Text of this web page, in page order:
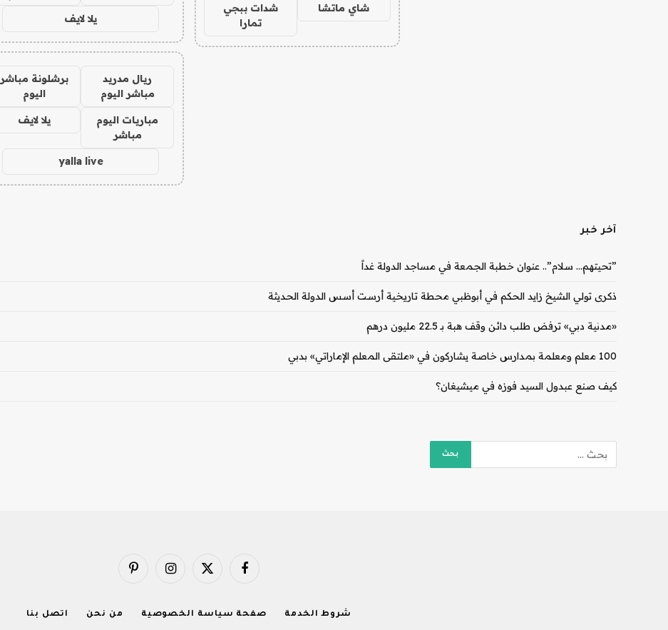
شاي ماتشا
شدات ببجي
تمارا
يلا لايف
ريال مدريد
مباشر اليوم
برشلونة مباشر
اليوم
مباريات اليوم
مباشر
يلا لايف
yalla live
آخر خبر
‏”تحيتهم… سلام”.. عنوان خطبة الجمعة في مساجد الدولة غداً
ذكرى تولي الشيخ زايد الحكم في أبوظبي محطة تاريخية أرست أسس الدولة الحديثة
«مدنية دبي» ترفض طلب دائن وقف هبة بـ 22.5 مليون درهم
100 معلم ومعلمة بمدارس خاصة يشاركون في «ملتقى المعلم الإماراتي» بدبي
كيف صنع عبدول السيد فوزه في ميشيغان؟
فيسبوك X
الانستغرامبينتيريست
شروط الخدمة صفحة سياسة الخصوصية من نحن اتصل بنا